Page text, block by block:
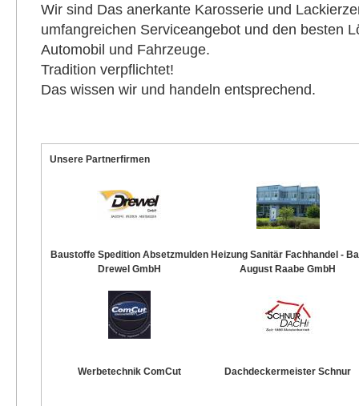
Wir sind Das anerkante Karosserie und
umfangreichen Serviceangebot und den besten
Automobil und Fahrzeuge.
Tradition verpflichtet!
Das wissen wir und handeln entsprechend.
Unsere Partnerfirmen
Baustoffe Spedition Absetzmulden
Drewel GmbH
Heizung Sanitär Fachhandel -
August Raabe GmbH
Werbetechnik ComCut Dachdeckermeister Schnur